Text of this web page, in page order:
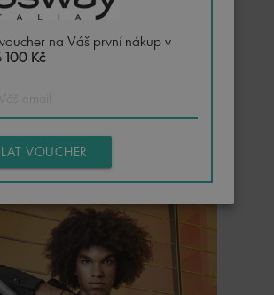
Pro každou příležitost
OBJEVIT
na Váš první nákup v
100 Kč
VOUCHER